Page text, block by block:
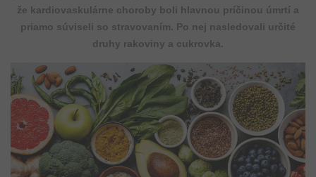
že kardiovaskulárne choroby boli hlavnou príčinou úmrtí a
priamo súviseli so stravovaním. Po nej nasledovali určité
druhy rakoviny a cukrovka.